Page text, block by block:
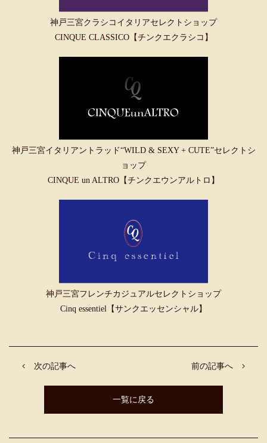
神戸三宮クラシコイタリアセレクトショップ
CINQUE CLASSICO【チンクエクラシコ】
神戸三宮イタリアントラッド“WILD & SEXY + CUTE”セレクトシ
ョップ
CINQUE un ALTRO【チンクエウンアルトロ】
神戸三宮フレンチカジュアルセレクトショップ
Cinq essentiel【サンクエッセンシャル】
前の記事へ
次の記事へ
一覧に戻る